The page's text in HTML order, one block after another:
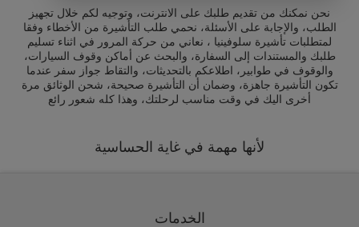
نحن نمكنك من تقديم طلبك على الانترنت، وتوجيه لكم خلال تجهيز
الطلب، والإجابة على الأسئلة، نحمي طلب التأشيرة من الأخطاء وفقا
لمتطلبات تأشيرة سلوفينيا ، نعاني من حركة المرور في اثناء تسليم
طلبك والمستندات إلى السفارة، والبحث عن أماكن وقوف السيارات،
والوقوف في طوابير، اطلاعكم بالتحديثات، والتقاط جواز سفر عندما
تكون التأشيرة جاهزة، وضمان أن التأشيرة صحيحة، شحن الوثائق مرة
أخرى اليك في وقت مناسب لرحلتك، وهذا كله شعور رائع
لأنها مهمة في غاية الحساسية
الخدمات